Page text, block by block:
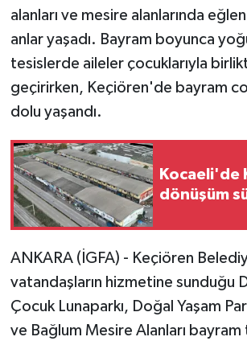
alanları ve mesire alanlarında
anlar yaşadı. Bayram boyunca
tesislerde aileler çocuklarıyla
geçirirken, Keçiören'de bayram
dolu yaşandı.
Kocaeli'de
dönüşüm
ANKARA (İGFA) - Keçiören
vatandaşların hizmetine sunduğu
Çocuk Lunaparkı, Doğal Yaşam
ve Bağlum Mesire Alanları